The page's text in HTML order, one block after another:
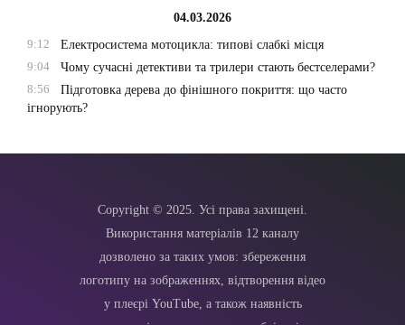
04.03.2026
9:12
Електросистема мотоцикла: типові слабкі місця
9:04
Чому сучасні детективи та трилери стають бестселерами?
8:56
Підготовка дерева до фінішного покриття: що часто
ігнорують?
Copyright © 2025. Усі права захищені.
Використання матеріалів 12 каналу
дозволено за таких умов: збереження
логотипу на зображеннях, відтворення відео
у плеєрі YouTube, а також наявність